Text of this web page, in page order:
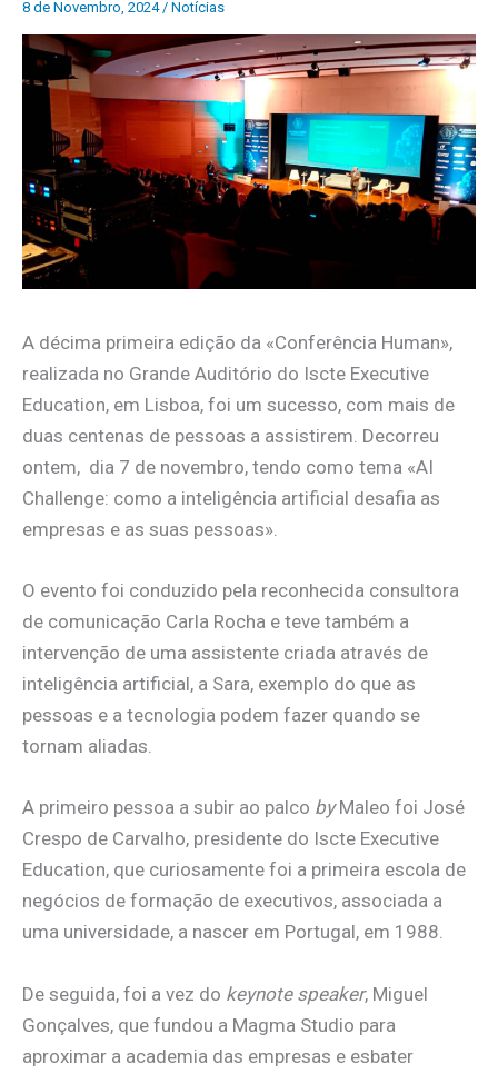
8 de Novembro, 2024 / Notícias
A décima primeira edição da «Conferência Human»,
realizada no Grande Auditório do Iscte Executive
Education, em Lisboa, foi um sucesso, com mais de
duas centenas de pessoas a assistirem. Decorreu
ontem, dia 7 de novembro, tendo como tema «AI
Challenge: como a inteligência artificial desafia as
empresas e as suas pessoas».
O evento foi conduzido pela reconhecida consultora
de comunicação Carla Rocha e teve também a
intervenção de uma assistente criada através de
inteligência artificial, a Sara, exemplo do que as
pessoas e a tecnologia podem fazer quando se
tornam aliadas.
A primeiro pessoa a subir ao palco byMaleo foi José
Crespo de Carvalho, presidente do Iscte Executive
Education, que curiosamente foi a primeira escola de
negócios de formação de executivos, associada a
uma universidade, a nascer em Portugal, em 1988.
De seguida, foi a vez do keynote speaker, Miguel
Gonçalves, que fundou a Magma Studio para
aproximar a academia das empresas e esbater